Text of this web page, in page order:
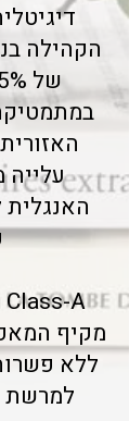
הקהילה
האנגלית
מקיף
ללא